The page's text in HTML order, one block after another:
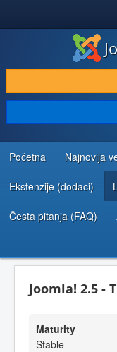
PREUZIMANJE I
OTKRIJTE I NAUČITE
ZAJEDNICA I PODRŠKA
RESURSI ZA RAZVOJ
Početna Najnovija
Ekstenzije (dodaci)
Česta pitanja (FAQ)
Joomla! 2.5 -
Maturity
Stable